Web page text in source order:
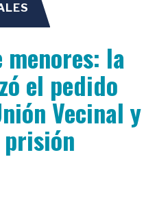
la
el pedido
Vecinal y